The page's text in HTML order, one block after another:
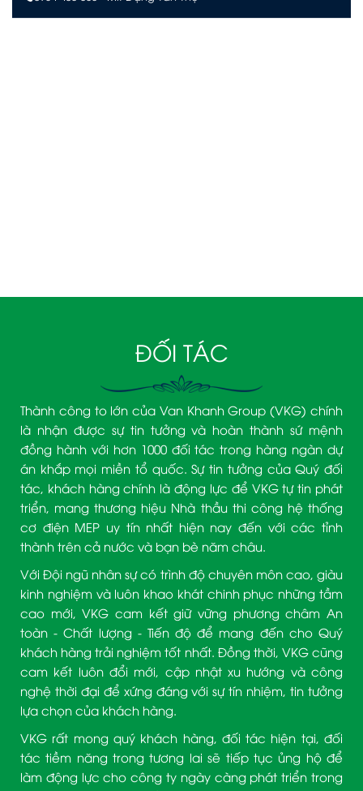
ĐỐI TÁC
Thành công to lớn của Van Khanh Group (VKG) chính
là nhận được sự tin tưởng và hoàn thành sứ mệnh
đồng hành với hơn 1000 đối tác trong hàng ngàn dự
án khắp mọi miền tổ quốc. Sự tin tưởng của Quý đối
tác, khách hàng chính là động lực để VKG tự tin phát
triển, mang thương hiệu Nhà thầu thi công hệ thống
cơ điện MEP uy tín nhất hiện nay đến với các tỉnh
thành trên cả nước và bạn bè năm châu.
Với Đội ngũ nhân sự có trình độ chuyên môn cao, giàu
kinh nghiệm và luôn khao khát chinh phục những tầm
cao mới, VKG cam kết giữ vững phương châm An
toàn - Chất lượng - Tiến độ để mang đến cho Quý
khách hàng trải nghiệm tốt nhất. Đồng thời, VKG cũng
cam kết luôn đổi mới, cập nhật xu hướng và công
nghệ thời đại để xứng đáng với sự tín nhiệm, tin tưởng
lựa chọn của khách hàng.
VKG rất mong quý khách hàng, đối tác hiện tại, đối
tác tiềm năng trong tương lai sẽ tiếp tục ủng hộ để
làm động lực cho công ty ngày càng phát triển trong